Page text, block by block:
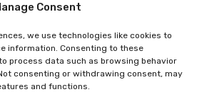
Consent
we use technologies like cookies to
information. Consenting to these
process data such as browsing behavior
consenting or withdrawing consent, may
and functions.
Leffiesart